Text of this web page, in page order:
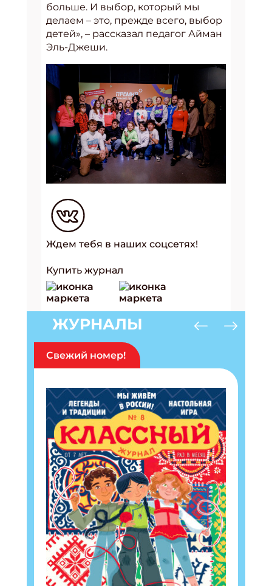
больше. И выбор, который мы
делаем – это, прежде всего, выбор
детей», – рассказал педагог Айман
Эль-Джеши.
Ждем тебя в наших соцсетях!
Купить журнал
ЖУРНАЛЫ
Свежий номер!